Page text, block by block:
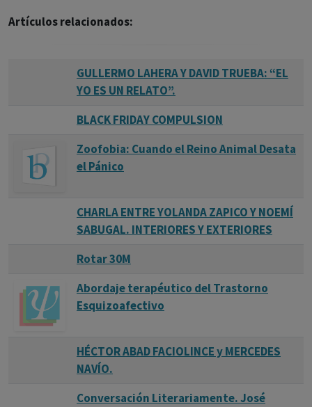
Artículos relacionados:
GULLERMO LAHERA Y DAVID TRUEBA: “EL
YO ES UN RELATO”.
BLACK FRIDAY COMPULSION
Zoofobia: Cuando el Reino Animal Desata
el Pánico
CHARLA ENTRE YOLANDA ZAPICO Y NOEMÍ
SABUGAL. INTERIORES Y EXTERIORES
Rotar 30M
Abordaje terapéutico del Trastorno
Esquizoafectivo
HÉCTOR ABAD FACIOLINCE y MERCEDES
NAVÍO.
Conversación Literariamente. José